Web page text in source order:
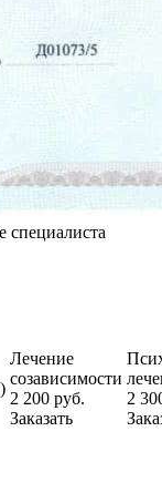
специалиста
Лечение
созависимости
2 200 руб.
Заказать
2